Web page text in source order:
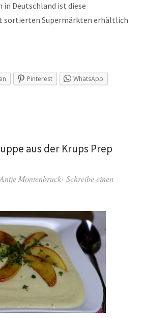
in Deutschland ist diese
sortierten Supermärkten erhältlich
Pinterest
WhatsApp
aus der Krups Prep
Antje Montenbruck Schreibe einen